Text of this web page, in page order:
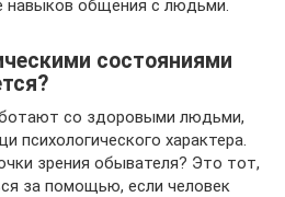
навыков общения с людьми.
состояниями
со здоровыми людьми,
характера.
зрения обывателя? Это тот,
за помощью, если человек